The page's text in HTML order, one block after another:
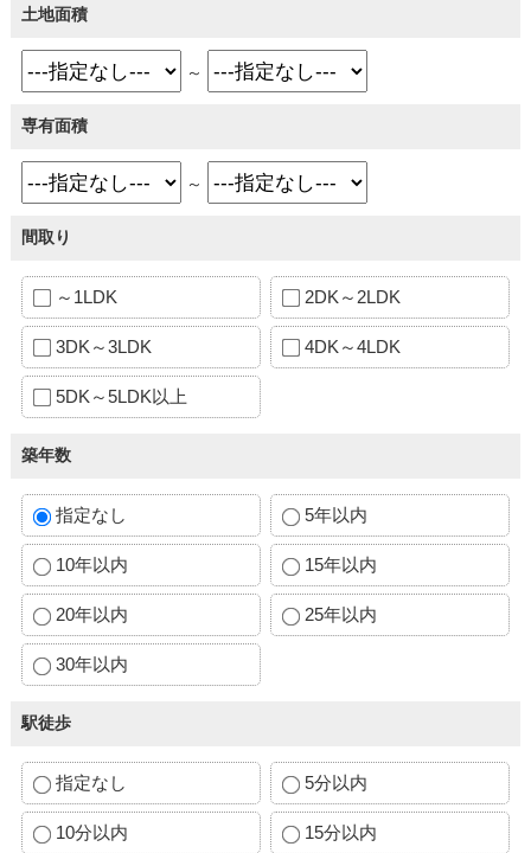
土地面積
～
専有面積
～
間取り
～1LDK 2DK～2LDK
3DK～3LDK 4DK～4LDK
5DK～5LDK以上
築年数
指定なし 5年以内
10年以内 15年以内
20年以内 25年以内
30年以内
駅徒歩
指定なし 5分以内
10分以内 15分以内